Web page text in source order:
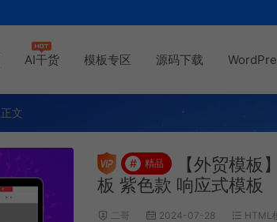
AI干货 模板专区 源码下载
正文
# 精品
【外贸模板
板 紫色款 响应式模板
二哥 2024-07-28 HTML